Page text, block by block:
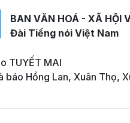
BAN VĂN HOÁ - XÃ HỘI
Đài Tiếng nói Việt Nam
TUYẾT MAI
báo Hồng Lan, Xuân Thọ,